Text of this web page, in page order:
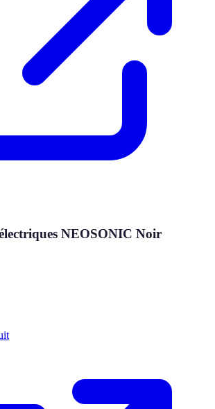
NEOSONIC Noir